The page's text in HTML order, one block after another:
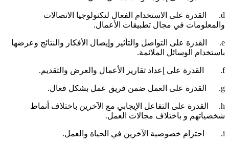
d. القدرة على الاستخدام الفعال لتكنولوجيا الاتصالات
في مجال تطبيقات الأعمال.
e. القدرة على التواصل والتأثير وإيصال الأفكار والنتائج وعرضها
الوسائل الملائمة.
h. القدرة على التفاعل الإيجابي مع الآخرين باختلاف أنماط
و باختلاف مجالات العمل.